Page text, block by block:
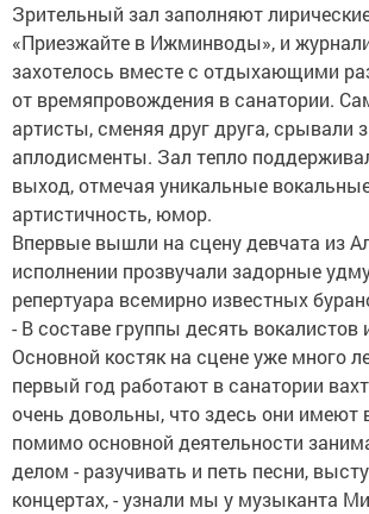
Зрительный зал заполняют
«Приезжайте в Ижминводы», и
захотелось вместе с отдыхающими
от времяпровождения в санатории.
артисты, сменяя друг друга, срывали
аплодисменты. Зал тепло
выход, отмечая уникальные
артистичность, юмор.
Впервые вышли на сцену девчата из
исполнении прозвучали задорные
репертуара всемирно известных
- В составе группы десять
Основной костяк на сцене уже много
первый год работают в санатории
очень довольны, что здесь они имеют
помимо основной деятельности
делом - разучивать и петь песни,
концертах, - узнали мы у музыканта